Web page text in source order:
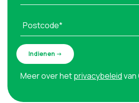
Postcode*
Meer over hetprivacybeleidvan